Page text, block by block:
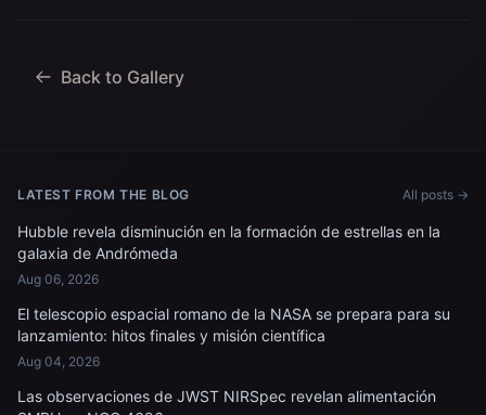
Back to Gallery
LATEST FROM THE BLOG All posts →
Hubble revela disminución en la formación de estrellas en la
galaxia de Andrómeda
Aug 06, 2026
El telescopio espacial romano de la NASA se prepara para su
lanzamiento: hitos finales y misión científica
Aug 04, 2026
Las observaciones de JWST NIRSpec revelan alimentación